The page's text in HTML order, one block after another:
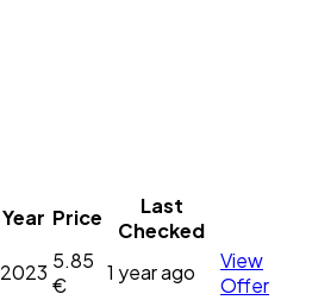
Year Price
Last
Checked
2023 5.85
€
1 year ago
View
Offer